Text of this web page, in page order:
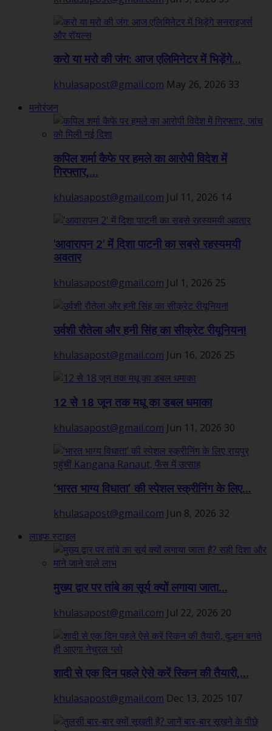
करो या मरो की जंग: आज एलिमिनेटर में भिड़ेंगे...
khulasapost@gmail.com May 26, 2026 33
मनोरंजन
कपिल शर्मा कैफे पर हमले का आरोपी विदेश में
गिरफ्तार,...
khulasapost@gmail.com Jul 11, 2026 14
'आवारापन 2' में दिशा पाटनी का सबसे रहस्यमयी
अवतार
khulasapost@gmail.com Jul 1, 2026 25
उर्वशी रौतेला और हनी सिंह का सीक्रेट रीयूनियन!
khulasapost@gmail.com Jun 16, 2026 25
12 से 18 जून तक मधू का डबल धमाका
khulasapost@gmail.com Jun 11, 2026 30
‘भारत भाग्य विधाता’ की स्पेशल स्क्रीनिंग के लिए...
khulasapost@gmail.com Jun 8, 2026 32
लाइफ स्टाइल
मुख्य द्वार पर तांबे का सूर्य क्यों लगाया जाता...
khulasapost@gmail.com Jul 22, 2026 20
शादी से एक दिन पहले ऐसे करें स्किन की तैयारी,...
khulasapost@gmail.com Dec 13, 2025 107